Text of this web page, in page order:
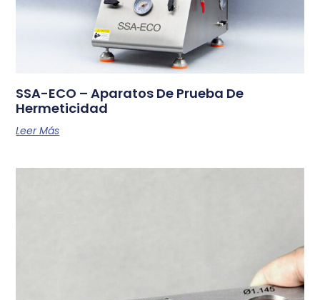
SSA-ECO – Aparatos De Prueba De
Hermeticidad
Leer Más